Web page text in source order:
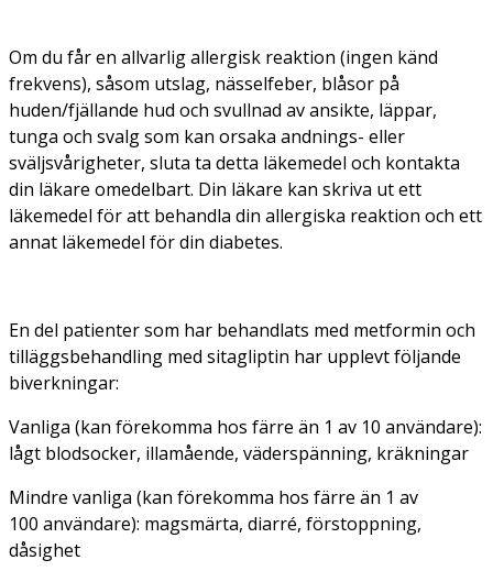
Om du får en allvarlig allergisk reaktion (ingen känd
frekvens), såsom utslag, nässelfeber, blåsor på
huden/fjällande hud och svullnad av ansikte, läppar,
tunga och svalg som kan orsaka andnings- eller
sväljsvårigheter, sluta ta detta läkemedel och kontakta
din läkare omedelbart. Din läkare kan skriva ut ett
läkemedel för att behandla din allergiska reaktion och ett
annat läkemedel för din diabetes.
En del patienter som har behandlats med metformin och
tilläggsbehandling med sitagliptin har upplevt följande
biverkningar:
Vanliga (kan förekomma hos färre än 1 av 10 användare):
lågt blodsocker, illamående, väderspänning, kräkningar
Mindre vanliga (kan förekomma hos färre än 1 av
100 användare): magsmärta, diarré, förstoppning,
dåsighet